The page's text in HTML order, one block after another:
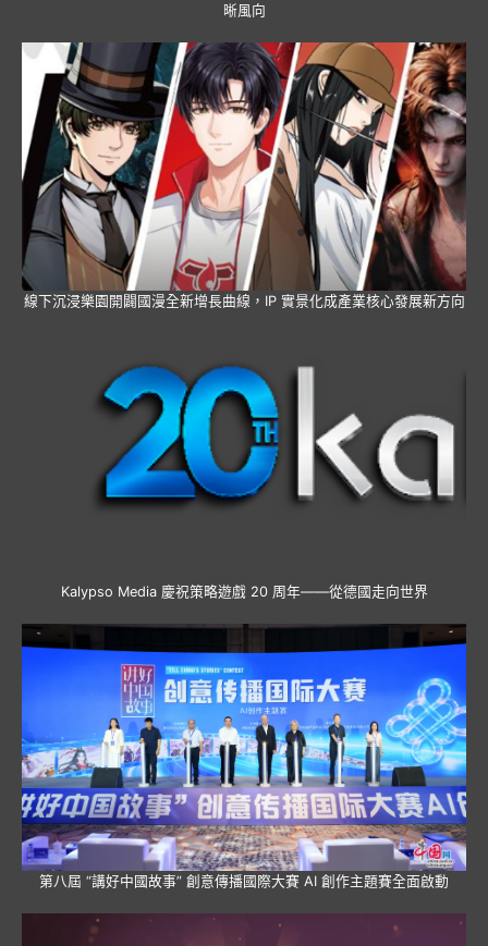
晰風向
線下沉浸樂園開闢國漫全新增長曲線，IP 實景化成產業核心發展新方向
Kalypso Media 慶祝策略遊戲 20 周年——從德國走向世界
第八屆 “講好中國故事” 創意傳播國際大賽 AI 創作主題賽全面啟動